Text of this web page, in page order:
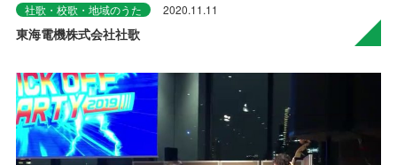
社歌・校歌・地域のうた 2020.11.11
東海電機株式会社社歌